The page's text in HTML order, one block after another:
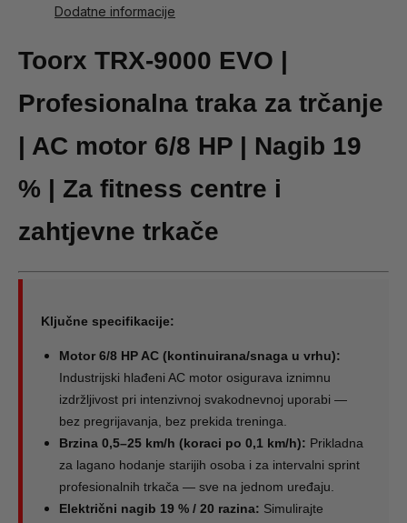
Dodatne informacije
Toorx TRX-9000 EVO |
Profesionalna traka za trčanje
| AC motor 6/8 HP | Nagib 19
% | Za fitness centre i
zahtjevne trkače
Ključne specifikacije:
Motor 6/8 HP AC (kontinuirana/snaga u vrhu):
Industrijski hlađeni AC motor osigurava iznimnu
izdržljivost pri intenzivnoj svakodnevnoj uporabi —
bez pregrijavanja, bez prekida treninga.
Brzina 0,5–25 km/h (koraci po 0,1 km/h): Prikladna
za lagano hodanje starijih osoba i za intervalni sprint
profesionalnih trkača — sve na jednom uređaju.
Električni nagib 19 % / 20 razina: Simulirajte